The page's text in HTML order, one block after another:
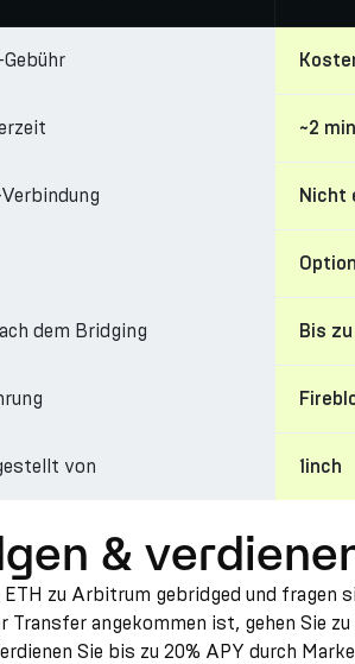
~2 min
Nicht
dem Bridging Bis
von 1inch
&
ETH zu Arbitrum gebridged und
Transfer angekommen ist, gehen Sie
Sie bis zu 20% APY durch